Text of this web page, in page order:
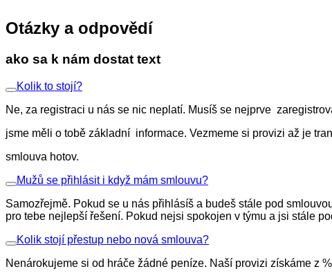
Otázky a odpovědí
ako sa k nám dostat text
Kolik to stojí?
Ne, za registraci u nás se nic neplatí. Musíš se nejprve
jsme měli o tobě základní informace. Vezmeme si provizi až je
smlouva hotov.
Mužů se přihlásit i když mám smlouvu?
Samozřejmě. Pokud se u nás přihlásíš a budeš stále pod
pro tebe nejlepší řešení. Pokud nejsi spokojen v týmu a jsi stále
Kolik stojí přestup nebo nová smlouva?
Nenárokujeme si od hráče žádné peníze. Naší provizi získáme z